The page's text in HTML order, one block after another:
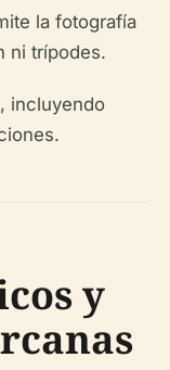
la fotografía
ni trípodes.
incluyendo
y